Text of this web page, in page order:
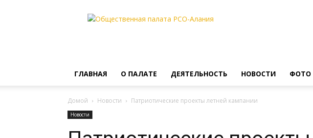
Общественная
ГЛАВНАЯ О ПАЛАТЕ ДЕЯТЕЛЬНОСТЬ НОВОСТИ ФОТО
Домой Новости Патриотические проекты летней кампании
Новости